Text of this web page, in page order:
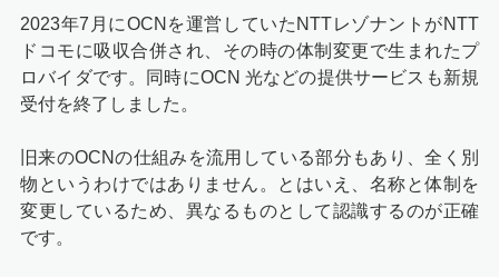
2023年7月にOCNを運営していたNTTレゾナントがNTT
ドコモに吸収合併され、その時の体制変更で生まれたプ
ロバイダです。同時にOCN 光などの提供サービスも新規
受付を終了しました。
旧来のOCNの仕組みを流用している部分もあり、全く別
物というわけではありません。とはいえ、名称と体制を
変更しているため、異なるものとして認識するのが正確
です。